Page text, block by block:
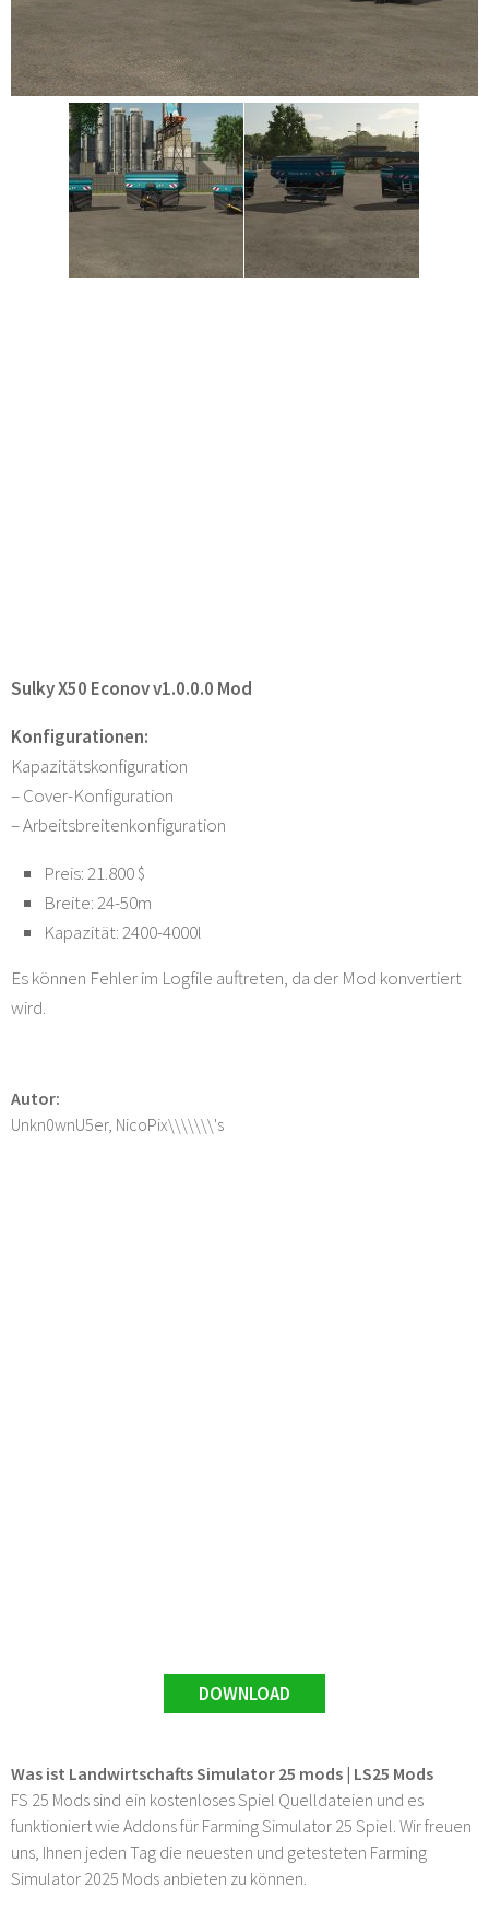
Sulky X50 Econov v1.0.0.0 Mod
Konfigurationen:
Kapazitätskonfiguration
– Cover-Konfiguration
– Arbeitsbreitenkonfiguration
Preis: 21.800 $
Breite: 24-50m
Kapazität: 2400-4000l
Es können Fehler im Logfile auftreten, da der Mod konvertiert
wird.
Autor:
Unkn0wnU5er, NicoPix\\\\\\\'s
DOWNLOAD
Was ist Landwirtschafts Simulator 25 mods | LS25 Mods
FS 25 Mods sind ein kostenloses Spiel Quelldateien und es
funktioniert wie Addons für Farming Simulator 25 Spiel. Wir freuen
uns, Ihnen jeden Tag die neuesten und getesteten Farming
Simulator 2025 Mods anbieten zu können.